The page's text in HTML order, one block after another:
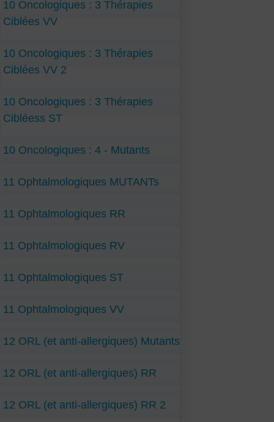
10 Oncologiques : 3 Thérapies
Ciblées VV
10 Oncologiques : 3 Thérapies
Ciblées VV 2
10 Oncologiques : 3 Thérapies
Cibléess ST
10 Oncologiques : 4 - Mutants
11 Ophtalmologiques MUTANTs
11 Ophtalmologiques RR
11 Ophtalmologiques RV
11 Ophtalmologiques ST
11 Ophtalmologiques VV
12 ORL (et anti-allergiques) Mutants
12 ORL (et anti-allergiques) RR
12 ORL (et anti-allergiques) RR 2